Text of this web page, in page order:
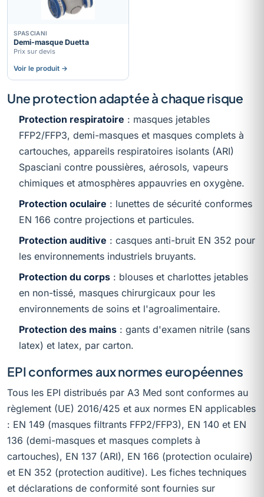
SPASCIANI
Demi-masque Duetta
Prix sur devis
Voir le produit →
Une protection adaptée à chaque risque
Protection respiratoire : masques jetables
FFP2/FFP3, demi-masques et masques complets à
cartouches, appareils respiratoires isolants (ARI)
Spasciani contre poussières, aérosols, vapeurs
chimiques et atmosphères appauvries en oxygène.
Protection oculaire : lunettes de sécurité conformes
EN 166 contre projections et particules.
Protection auditive : casques anti-bruit EN 352 pour
les environnements industriels bruyants.
Protection du corps : blouses et charlottes jetables
en non-tissé, masques chirurgicaux pour les
environnements de soins et l'agroalimentaire.
Protection des mains : gants d'examen nitrile (sans
latex) et latex, par carton.
EPI conformes aux normes européennes
Tous les EPI distribués par A3 Med sont conformes au
règlement (UE) 2016/425 et aux normes EN applicables
: EN 149 (masques filtrants FFP2/FFP3), EN 140 et EN
136 (demi-masques et masques complets à
cartouches), EN 137 (ARI), EN 166 (protection oculaire)
et EN 352 (protection auditive). Les fiches techniques
et déclarations de conformité sont fournies sur